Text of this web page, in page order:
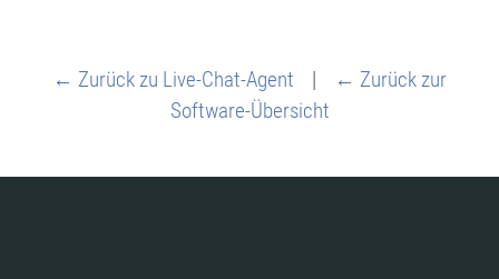
← Zurück zu Live-Chat-Agent |
← Zurück zur
Software-Übersicht